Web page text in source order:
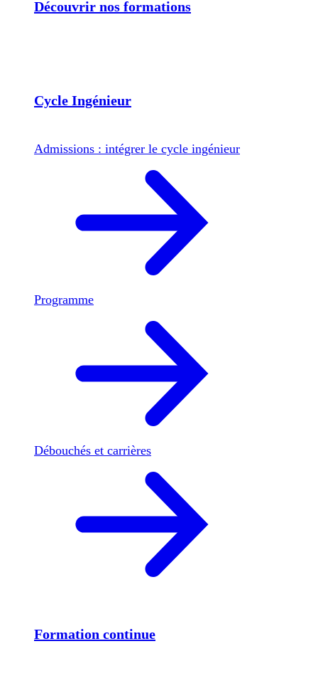
Découvrir nos formations
Cycle Ingénieur
Admissions : intégrer le cycle ingénieur
Programme
Débouchés et carrières
Formation continue